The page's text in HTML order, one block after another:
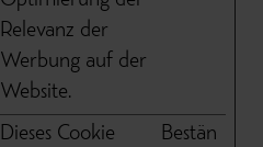
Relevanz der
Werbung auf der
Website.
Dieses Cookie
Bestän